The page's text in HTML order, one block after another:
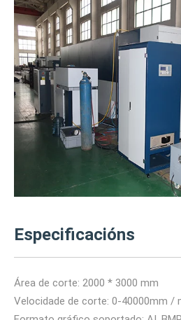
Especificacións
Área de corte: 2000 * 3000 mm
Velocidade de corte: 0-40000mm /